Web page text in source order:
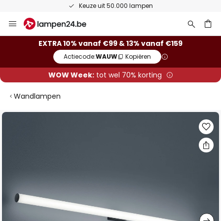
Keuze uit 50.000 lampen
naar
EXTRA 10% vanaf €99 & 13% vanaf €159
Actiecode:WAUW Kopiëren
WOW Week:tot wel 70% korting
Wandlampen
Ga
afbeeldingen-
gallerij